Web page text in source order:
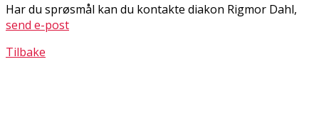
Har du sprøsmål kan du kontakte diakon Rigmor Dahl,
send e-post
Tilbake